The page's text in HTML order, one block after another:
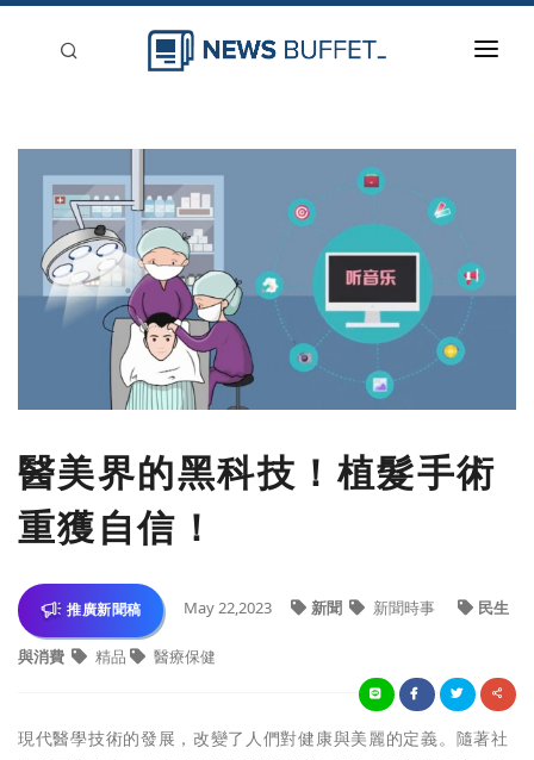
登入
刊登
醫美界的黑科技！植髮手術
重獲自信！
推廣新聞稿 May 22,2023 新聞 新聞時事 民生
與消費 精品 醫療保健
現代醫學技術的發展，改變了人們對健康與美麗的定義。隨著社